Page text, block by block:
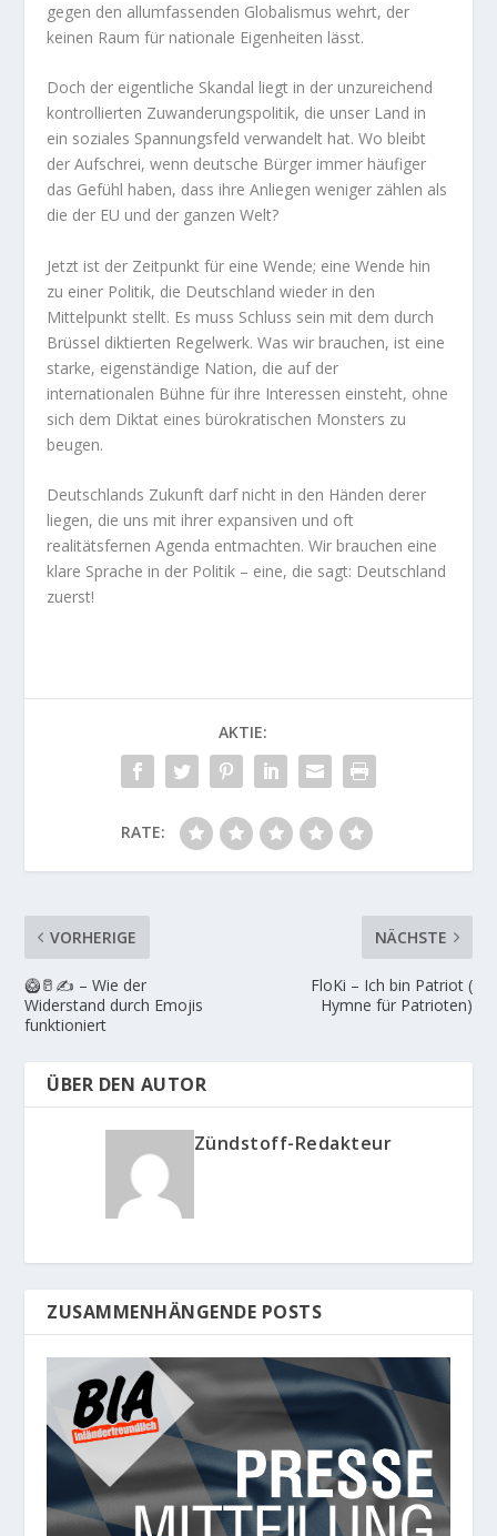
gegen den allumfassenden Globalismus wehrt, der
keinen Raum für nationale Eigenheiten lässt.
Doch der eigentliche Skandal liegt in der unzureichend
kontrollierten Zuwanderungspolitik, die unser Land in
ein soziales Spannungsfeld verwandelt hat. Wo bleibt
der Aufschrei, wenn deutsche Bürger immer häufiger
das Gefühl haben, dass ihre Anliegen weniger zählen als
die der EU und der ganzen Welt?
Jetzt ist der Zeitpunkt für eine Wende; eine Wende hin
zu einer Politik, die Deutschland wieder in den
Mittelpunkt stellt. Es muss Schluss sein mit dem durch
Brüssel diktierten Regelwerk. Was wir brauchen, ist eine
starke, eigenständige Nation, die auf der
internationalen Bühne für ihre Interessen einsteht, ohne
sich dem Diktat eines bürokratischen Monsters zu
beugen.
Deutschlands Zukunft darf nicht in den Händen derer
liegen, die uns mit ihrer expansiven und oft
realitätsfernen Agenda entmachten. Wir brauchen eine
klare Sprache in der Politik – eine, die sagt: Deutschland
zuerst!
AKTIE:
RATE:
VORHERIGE
🥝🥛✍️ – Wie der
Widerstand durch Emojis
funktioniert
NÄCHSTE
FloKi – Ich bin Patriot (
Hymne für Patrioten)
ÜBER DEN AUTOR
Zündstoff-Redakteur
ZUSAMMENHÄNGENDE POSTS